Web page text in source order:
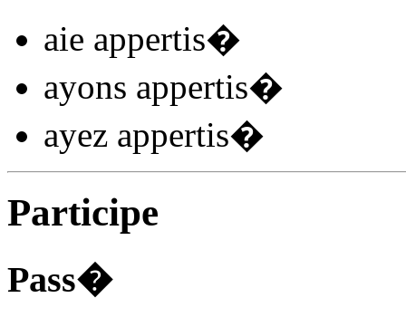
aie appertis�
ayons appertis�
ayez appertis�
Participe
Pass�